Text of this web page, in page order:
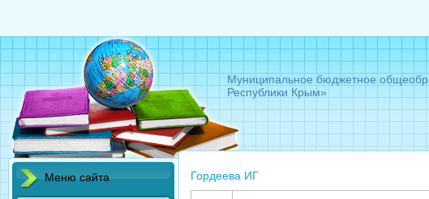
Муниципальное бюджетное
Республики Крым»
Меню сайта Гордеева ИГ